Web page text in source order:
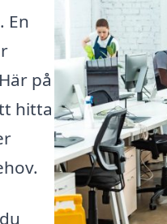
En
på
hitta